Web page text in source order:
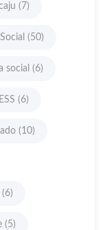
(7)
(50)
social (6)
(6)
(10)
(6)
(5)